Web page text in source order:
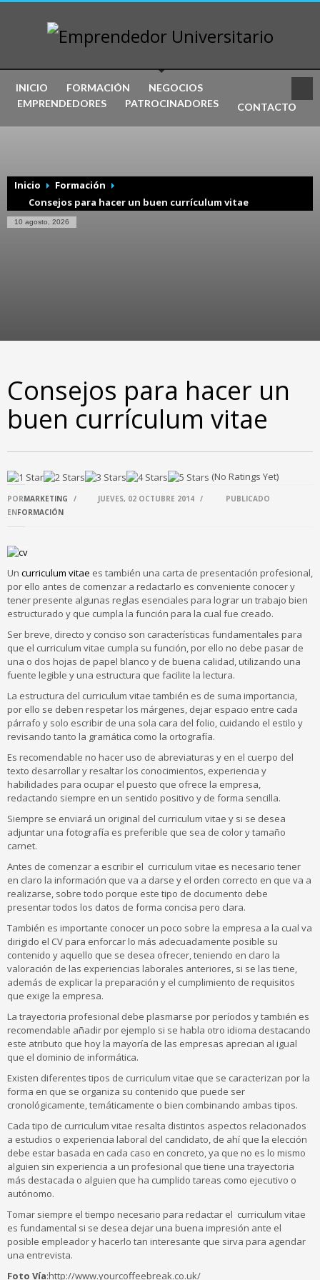
INICIO FORMACIÓN
NEGOCIOS
EMPRENDEDORES
PATROCINADORES CONTACTO
Inicio
Formación
Consejos para hacer un buen currículum vitae
10 agosto, 2026
Consejos para hacer un
buen currículum vitae
(No Ratings Yet)
PORMARKETING / JUEVES, 02 OCTUBRE 2014 /
PUBLICADO
ENFORMACIÓN
Un curriculum vitae es también una carta de presentación profesional,
por ello antes de comenzar a redactarlo es conveniente conocer y
tener presente algunas reglas esenciales para lograr un trabajo bien
estructurado y que cumpla la función para la cual fue creado.
Ser breve, directo y conciso son características fundamentales para
que el curriculum vitae cumpla su función, por ello no debe pasar de
una o dos hojas de papel blanco y de buena calidad, utilizando una
fuente legible y una estructura que facilite la lectura.
La estructura del curriculum vitae también es de suma importancia,
por ello se deben respetar los márgenes, dejar espacio entre cada
párrafo y solo escribir de una sola cara del folio, cuidando el estilo y
revisando tanto la gramática como la ortografía.
Es recomendable no hacer uso de abreviaturas y en el cuerpo del
texto desarrollar y resaltar los conocimientos, experiencia y
habilidades para ocupar el puesto que ofrece la empresa,
redactando siempre en un sentido positivo y de forma sencilla.
Siempre se enviará un original del curriculum vitae y si se desea
adjuntar una fotografía es preferible que sea de color y tamaño
carnet.
Antes de comenzar a escribir el curriculum vitae es necesario tener
en claro la información que va a darse y el orden correcto en que va a
realizarse, sobre todo porque este tipo de documento debe
presentar todos los datos de forma concisa pero clara.
También es importante conocer un poco sobre la empresa a la cual va
dirigido el CV para enforcar lo más adecuadamente posible su
contenido y aquello que se desea ofrecer, teniendo en claro la
valoración de las experiencias laborales anteriores, si se las tiene,
además de explicar la preparación y el cumplimiento de requisitos
que exige la empresa.
La trayectoria profesional debe plasmarse por períodos y también es
recomendable añadir por ejemplo si se habla otro idioma destacando
este atributo que hoy la mayoría de las empresas aprecian al igual
que el dominio de informática.
Existen diferentes tipos de curriculum vitae que se caracterizan por la
forma en que se organiza su contenido que puede ser
cronológicamente, temáticamente o bien combinando ambas tipos.
Cada tipo de curriculum vitae resalta distintos aspectos relacionados
a estudios o experiencia laboral del candidato, de ahí que la elección
debe estar basada en cada caso en concreto, ya que no es lo mismo
alguien sin experiencia a un profesional que tiene una trayectoria
más destacada o alguien que ha cumplido tareas como ejecutivo o
autónomo.
Tomar siempre el tiempo necesario para redactar el curriculum vitae
es fundamental si se desea dejar una buena impresión ante el
posible empleador y hacerlo tan interesante que sirva para agendar
una entrevista.
Foto Vía:http://www.yourcoffeebreak.co.uk/